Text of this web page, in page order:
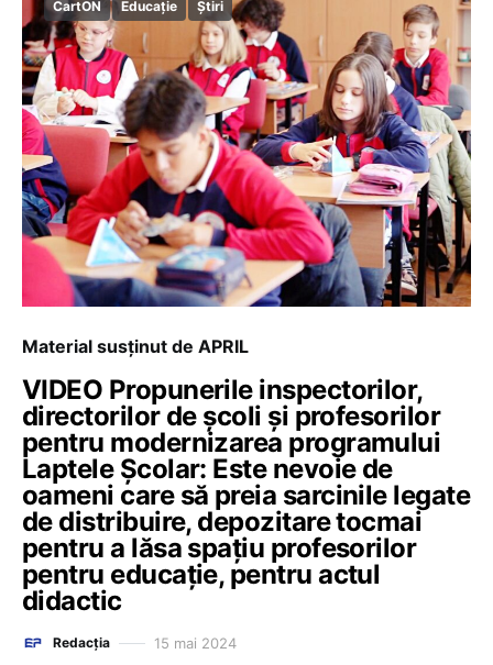
CartON Educație Știri
Material susținut de APRIL
VIDEO Propunerile inspectorilor,
directorilor de școli și profesorilor
pentru modernizarea programului
Laptele Școlar: Este nevoie de
oameni care să preia sarcinile legate
de distribuire, depozitare tocmai
pentru a lăsa spațiu profesorilor
pentru educație, pentru actul
didactic
Redacția 15 mai 2024